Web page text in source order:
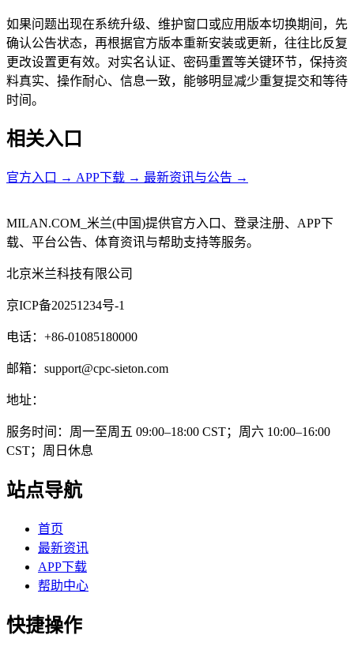
如果问题出现在系统升级、维护窗口或应用版本切换期间，先
确认公告状态，再根据官方版本重新安装或更新，往往比反复
更改设置更有效。对实名认证、密码重置等关键环节，保持资
料真实、操作耐心、信息一致，能够明显减少重复提交和等待
时间。
相关入口
官方入口 → APP下载 → 最新资讯与公告 →
MILAN.COM_米兰(中国)提供官方入口、登录注册、APP下
载、平台公告、体育资讯与帮助支持等服务。
北京米兰科技有限公司
京ICP备20251234号-1
电话：+86-01085180000
邮箱：support@cpc-sieton.com
地址：
服务时间：周一至周五 09:00–18:00 CST；周六 10:00–16:00
CST；周日休息
站点导航
首页
最新资讯
APP下载
帮助中心
快捷操作